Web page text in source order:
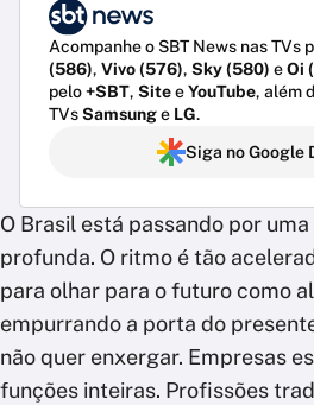
Acompanhe o SBT News nas TVs
(586), Vivo (576), Sky (580) eOi
pelo+SBT, SiteeYouTube, além
TVsSamsunge LG.
Siga no Google
O Brasil está passando por
profunda. O ritmo é tão
para olhar para o futuro como
empurrando a porta do
não quer enxergar. Empresas
funções inteiras. Profissões